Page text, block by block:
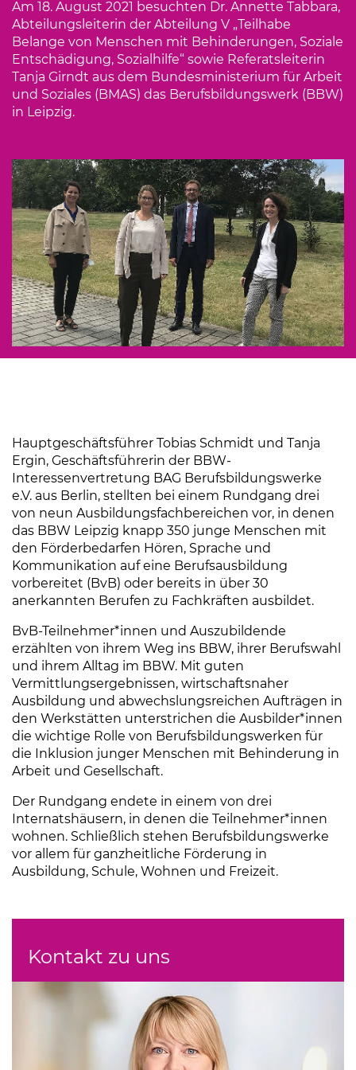
Am 18. August 2021 besuchten Dr. Annette Tabbara,
Abteilungsleiterin der Abteilung V „Teilhabe
Belange von Menschen mit Behinderungen, Soziale
Entschädigung, Sozialhilfe“ sowie Referatsleiterin
Tanja Girndt aus dem Bundesministerium für Arbeit
und Soziales (BMAS) das Berufsbildungswerk (BBW)
in Leipzig.
Hauptgeschäftsführer Tobias Schmidt und Tanja
Ergin, Geschäftsführerin der BBW-
Interessenvertretung BAG Berufsbildungswerke
e.V. aus Berlin, stellten bei einem Rundgang drei
von neun Ausbildungsfachbereichen vor, in denen
das BBW Leipzig knapp 350 junge Menschen mit
den Förderbedarfen Hören, Sprache und
Kommunikation auf eine Berufsausbildung
vorbereitet (BvB) oder bereits in über 30
anerkannten Berufen zu Fachkräften ausbildet.
BvB-Teilnehmer*innen und Auszubildende
erzählten von ihrem Weg ins BBW, ihrer Berufswahl
und ihrem Alltag im BBW. Mit guten
Vermittlungsergebnissen, wirtschaftsnaher
Ausbildung und abwechslungsreichen Aufträgen in
den Werkstätten unterstrichen die Ausbilder*innen
die wichtige Rolle von Berufsbildungswerken für
die Inklusion junger Menschen mit Behinderung in
Arbeit und Gesellschaft.
Der Rundgang endete in einem von drei
Internatshäusern, in denen die Teilnehmer*innen
wohnen. Schließlich stehen Berufsbildungswerke
vor allem für ganzheitliche Förderung in
Ausbildung, Schule, Wohnen und Freizeit.
Kontakt zu uns